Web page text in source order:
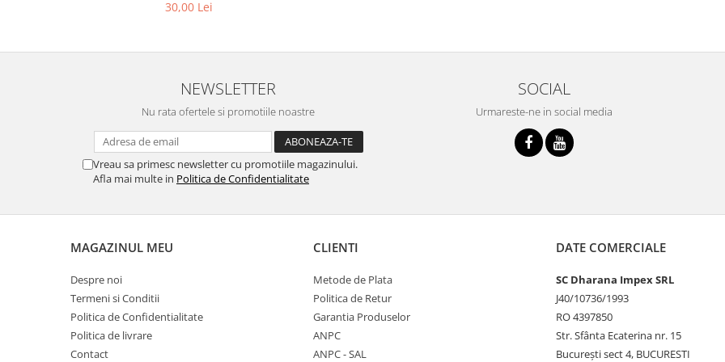
30,00 Lei
NEWSLETTER
Nu rata ofertele si promotiile noastre
Vreau sa primesc newsletter cu promotiile magazinului.
Afla mai multe in Politica de Confidentialitate
SOCIAL
Urmareste-ne in social media
MAGAZINUL MEU
Despre noi
Termeni si Conditii
Politica de Confidentialitate
Politica de livrare
Contact
CLIENTI
Metode de Plata
Politica de Retur
Garantia Produselor
ANPC
ANPC - SAL
DATE COMERCIALE
SC Dharana Impex SRL
J40/10736/1993
RO 4397850
Str. Sfânta Ecaterina nr. 15
București sect 4, BUCURESTI